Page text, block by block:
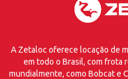
A Zetaloc oferece locação de
em todo o Brasil, com frota
mundialmente, como Bobcat e